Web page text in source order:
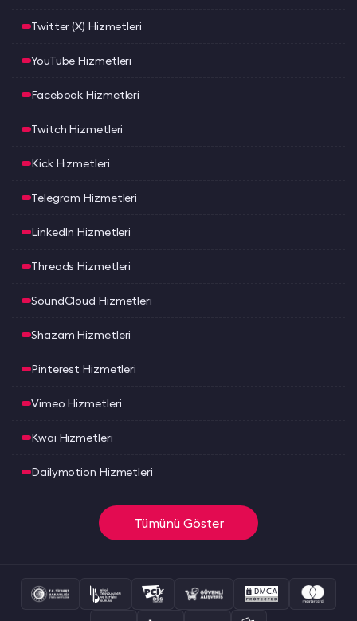
Twitter (X) Hizmetleri
YouTube Hizmetleri
Facebook Hizmetleri
Twitch Hizmetleri
Kick Hizmetleri
Telegram Hizmetleri
LinkedIn Hizmetleri
Threads Hizmetleri
SoundCloud Hizmetleri
Shazam Hizmetleri
Pinterest Hizmetleri
Vimeo Hizmetleri
Kwai Hizmetleri
Dailymotion Hizmetleri
Tümünü Göster